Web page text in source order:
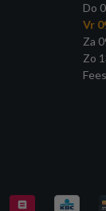
Do
Vr
Za
Zo